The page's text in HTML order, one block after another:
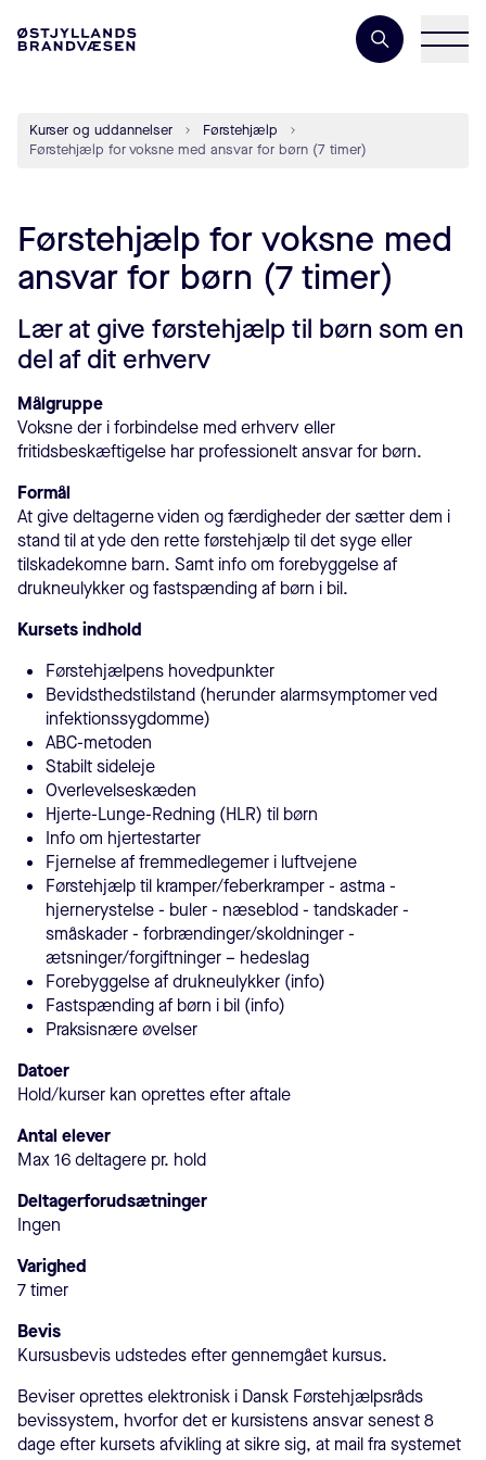
Søgeord
Kurser og uddannelser
Førstehjælp
Førstehjælp for voksne med ansvar for børn (7 timer)
Førstehjælp for voksne med
ansvar for børn (7 timer)
Lær at give førstehjælp til børn som en
del af dit erhverv
Målgruppe
Voksne der i forbindelse med erhverv eller
fritidsbeskæftigelse har professionelt ansvar for børn.
Formål
At give deltagerne viden og færdigheder der sætter dem i
stand til at yde den rette førstehjælp til det syge eller
tilskadekomne barn. Samt info om forebyggelse af
drukneulykker og fastspænding af børn i bil.
Kursets indhold
Førstehjælpens hovedpunkter
Bevidsthedstilstand (herunder alarmsymptomer ved
infektionssygdomme)
ABC-metoden
Stabilt sideleje
Overlevelseskæden
Hjerte-Lunge-Redning (HLR) til børn
Info om hjertestarter
Fjernelse af fremmedlegemer i luftvejene
Førstehjælp til kramper/feberkramper - astma -
hjernerystelse - buler - næseblod - tandskader -
småskader - forbrændinger/skoldninger -
ætsninger/forgiftninger – hedeslag
Forebyggelse af drukneulykker (info)
Fastspænding af børn i bil (info)
Praksisnære øvelser
Datoer
Hold/kurser kan oprettes efter aftale
Antal elever
Max 16 deltagere pr. hold
Deltagerforudsætninger
Ingen
Varighed
7 timer
Bevis
Kursusbevis udstedes efter gennemgået kursus.
Beviser oprettes elektronisk i Dansk Førstehjælpsråds
bevissystem, hvorfor det er kursistens ansvar senest 8
dage efter kursets afvikling at sikre sig, at mail fra systemet